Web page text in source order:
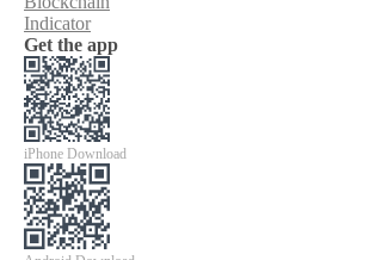
Indicator
Get the app
iPhone Download